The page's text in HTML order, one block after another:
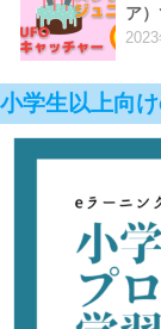
ア
小学生以上向